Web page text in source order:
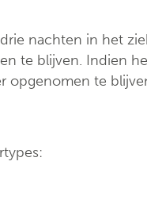
nachten in het
te blijven. Indien
opgenomen te